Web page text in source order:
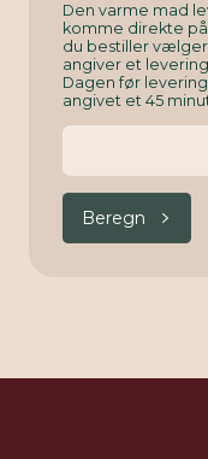
Den varme mad
komme direkte
du bestiller
angiver et
Dagen før
angivet et 45
Beregn